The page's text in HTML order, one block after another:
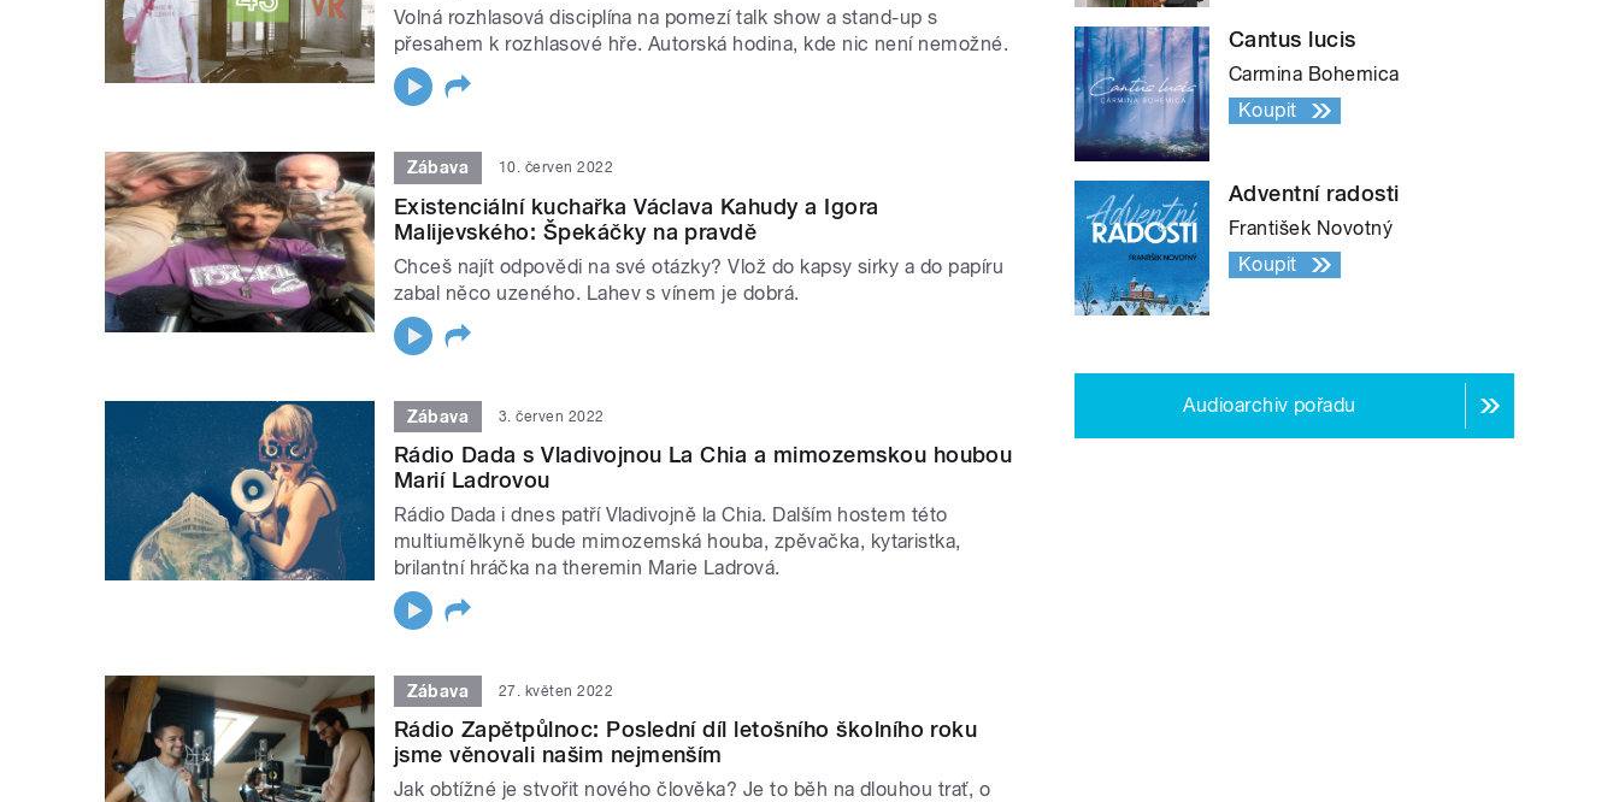
Volná rozhlasová disciplína na pomezí talk show a stand-up s
přesahem k rozhlasové hře. Autorská hodina, kde nic není nemožné.
Zábava 10. červen 2022
Existenciální kuchařka Václava Kahudy a Igora
Malijevského: Špekáčky na pravdě
Chceš najít odpovědi na své otázky? Vlož do kapsy sirky a do papíru
zabal něco uzeného. Lahev s vínem je dobrá.
Zábava 3. červen 2022
Rádio Dada s Vladivojnou La Chia a mimozemskou houbou
Marií Ladrovou
Rádio Dada i dnes patří Vladivojně la Chia. Dalším hostem této
multiumělkyně bude mimozemská houba, zpěvačka, kytaristka,
brilantní hráčka na theremin Marie Ladrová.
Zábava 27. květen 2022
Rádio Zapětpůlnoc: Poslední díl letošního školního roku
jsme věnovali našim nejmenším
Jak obtížné je stvořit nového člověka? Je to běh na dlouhou trať, o
Cantus lucis
Carmina Bohemica
Koupit
Adventní radosti
František Novotný
Koupit
Audioarchiv pořadu